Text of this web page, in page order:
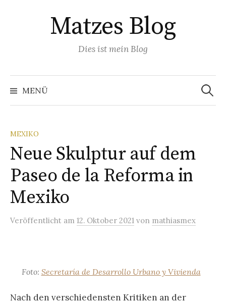
Matzes Blog
Dies ist mein Blog
MENÜ
Suchen
nach:
MEXIKO
Neue Skulptur auf dem
Paseo de la Reforma in
Mexiko
Veröffentlicht am 12. Oktober 2021 von mathiasmex
Foto: Secretaría de Desarrollo Urbano y Vivienda
Nach den verschiedensten Kritiken an der